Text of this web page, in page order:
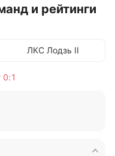
и рейтинги
ЛКС Лодзь II
0:1